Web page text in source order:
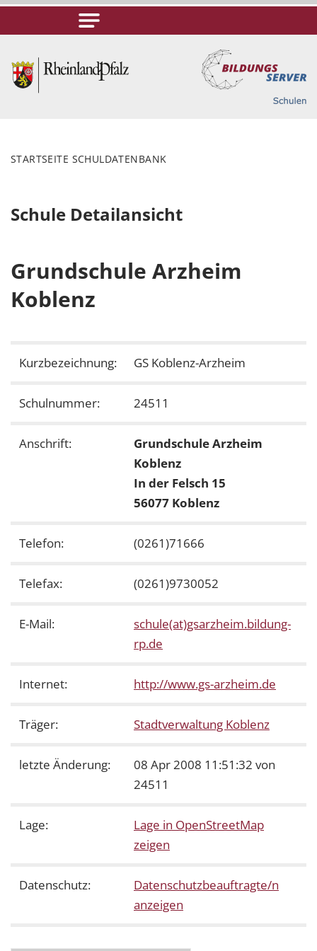
STARTSEITE SCHULDATENBANK
Schule Detailansicht
Grundschule Arzheim
Koblenz
Kurzbezeichnung: GS Koblenz-Arzheim
Schulnummer: 24511
Anschrift:
Grundschule Arzheim
Koblenz
In der Felsch 15
56077 Koblenz
Telefon: (0261)71666
Telefax: (0261)9730052
E-Mail:
schule(at)gsarzheim.bildung-
rp.de
Internet: http://www.gs-arzheim.de
Träger: Stadtverwaltung Koblenz
letzte Änderung:
08 Apr 2008 11:51:32 von
24511
Lage:
Lage in OpenStreetMap
zeigen
Datenschutz:
Datenschutzbeauftragte/n
anzeigen